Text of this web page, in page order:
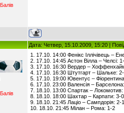
Балiв
Дата: Четвер, 15.10.2009, 15:20 |
Балiв
1. 17.10. 14:00 Фенікс Іллічівець –
2. 17.10. 14:45 Астон Вілла – Челсі:
3. 17.10. 16:30 Вердер –
4. 17.10. 16:30 Штутгарт – Шальке:
5. 17.10. 19:00 Ювентус –
6. 17.10. 23:00 Валенсія –
7. 18.10. 13:00 Спартак –
8. 18.10. 18:00 Шахтар – Карпати: 3-0
9. 18.10. 21:45 Лаціо – Сампдорія: 2-1
10. 18.10. 21:45 Мілан – Рома: 1-2